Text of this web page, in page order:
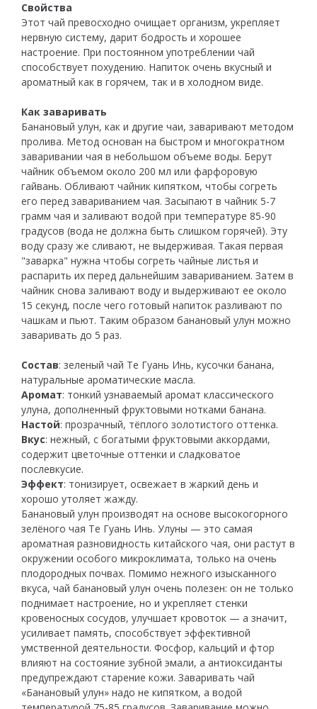
Свойства
Этот чай превосходно очищает организм, укрепляет
нервную систему, дарит бодрость и хорошее
настроение. При постоянном употреблении чай
способствует похудению. Напиток очень вкусный и
ароматный как в горячем, так и в холодном виде.
Как заваривать
Банановый улун, как и другие чаи, заваривают методом
пролива. Метод основан на быстром и многократном
заваривании чая в небольшом объеме воды. Берут
чайник объемом около 200 мл или фарфоровую
гайвань. Обливают чайник кипятком, чтобы согреть
его перед завариванием чая. Засыпают в чайник 5-7
грамм чая и заливают водой при температуре 85-90
градусов (вода не должна быть слишком горячей). Эту
воду сразу же сливают, не выдерживая. Такая первая
"заварка" нужна чтобы согреть чайные листья и
распарить их перед дальнейшим завариванием. Затем в
чайник снова заливают воду и выдерживают ее около
15 секунд, после чего готовый напиток разливают по
чашкам и пьют. Таким образом банановый улун можно
заваривать до 5 раз.
Состав: зеленый чай Те Гуань Инь, кусочки банана,
натуральные ароматические масла.
Аромат: тонкий узнаваемый аромат классического
улуна, дополненный фруктовыми нотками банана.
Настой: прозрачный, тёплого золотистого оттенка.
Вкус: нежный, с богатыми фруктовыми аккордами,
содержит цветочные оттенки и сладковатое
послевкусие.
Эффект: тонизирует, освежает в жаркий день и
хорошо утоляет жажду.
Банановый улун производят на основе высокогорного
зелёного чая Те Гуань Инь. Улуны — это самая
ароматная разновидность китайского чая, они растут в
окружении особого микроклимата, только на очень
плодородных почвах. Помимо нежного изысканного
вкуса, чай банановый улун очень полезен: он не только
поднимает настроение, но и укрепляет стенки
кровеносных сосудов, улучшает кровоток — а значит,
усиливает память, способствует эффективной
умственной деятельности. Фосфор, кальций и фтор
влияют на состояние зубной эмали, а антиоксиданты
предупреждают старение кожи. Заваривать чай
«Банановый улун» надо не кипятком, а водой